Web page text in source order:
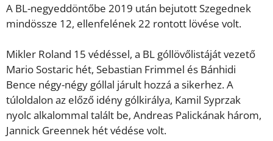
A BL-negyeddöntőbe 2019 után bejutott Szegednek
mindössze 12, ellenfelének 22 rontott lövése volt.
Mikler Roland 15 védéssel, a BL góllövőlistáját vezető
Mario Sostaric hét, Sebastian Frimmel és Bánhidi
Bence négy-négy góllal járult hozzá a sikerhez. A
túloldalon az előző idény gólkirálya, Kamil Syprzak
nyolc alkalommal talált be, Andreas Palickának három,
Jannick Greennek hét védése volt.